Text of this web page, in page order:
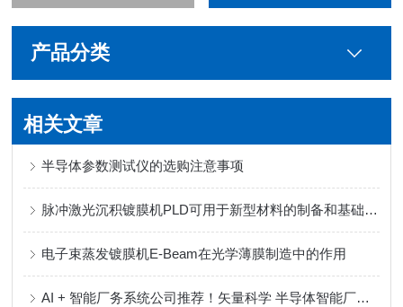
产品分类
相关文章
半导体参数测试仪的选购注意事项
脉冲激光沉积镀膜机PLD可用于新型材料的制备和基础物理研究
电子束蒸发镀膜机E-Beam在光学薄膜制造中的作用
AI + 智能厂务系统公司推荐！矢量科学 半导体智能厂务系统全链路解决方案服务商